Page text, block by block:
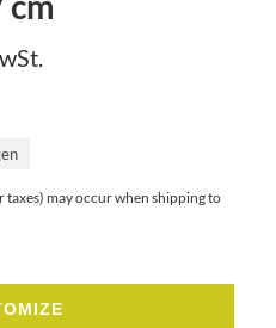
may occur when shipping to